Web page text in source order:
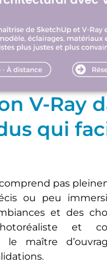
V-Ray
qui
pas
ou peu
et des
et
le maître